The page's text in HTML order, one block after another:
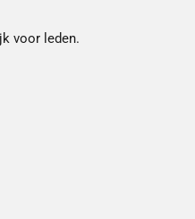
voor leden.